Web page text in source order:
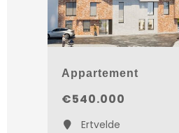
Appartement
€540.000
Ertvelde